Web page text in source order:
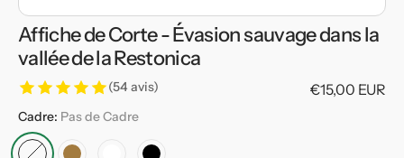
Affiche de Corte - Évasion sauvage dans la
vallée de la Restonica
(54 avis)
Prix
€15,00 EUR
Cadre: Pas de Cadre